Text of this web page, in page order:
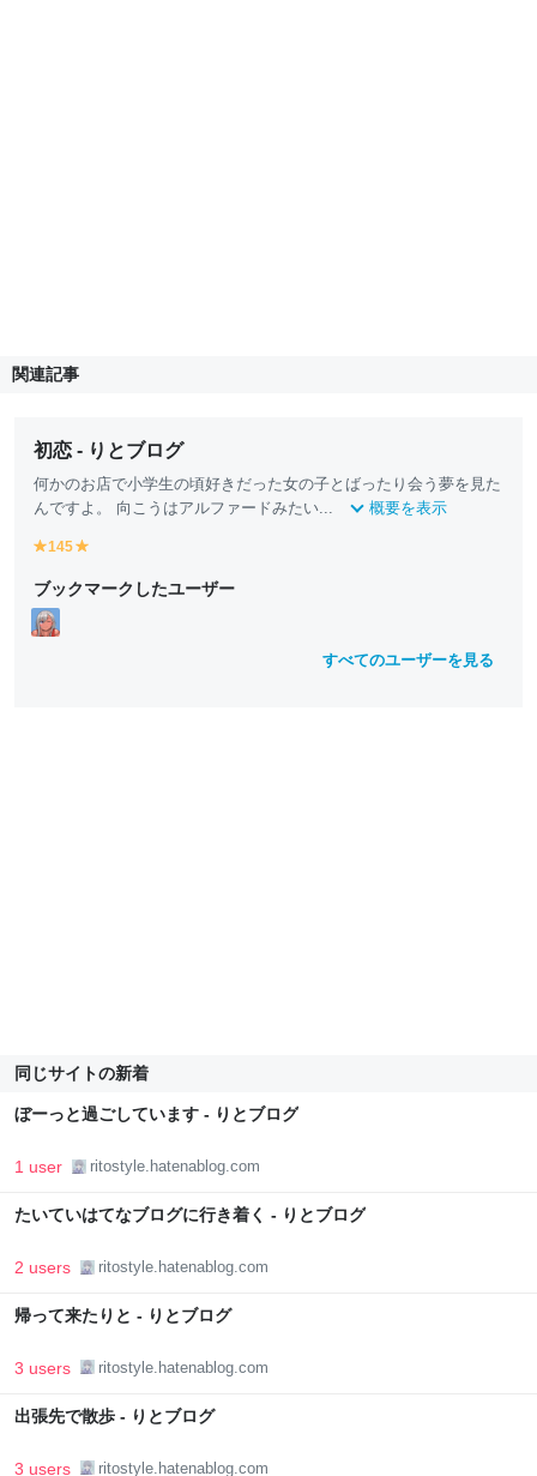
関連記事
初恋 - りとブログ
何かのお店で小学生の頃好きだった女の子とばったり会う夢を見た
んですよ。 向こうはアルファードみたい...
概要を表示
y
ll
o
w
145
ll
ブックマークしたユーザー
すべてのユーザーを見る
同じサイトの新着
ぼーっと過ごしています - りとブログ
1 user ritostyle.hatenablog.com
たいていはてなブログに行き着く - りとブログ
2 users ritostyle.hatenablog.com
帰って来たりと - りとブログ
3 users ritostyle.hatenablog.com
出張先で散歩 - りとブログ
3 users ritostyle.hatenablog.com